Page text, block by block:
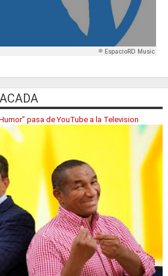
pasa de YouTube a la Television